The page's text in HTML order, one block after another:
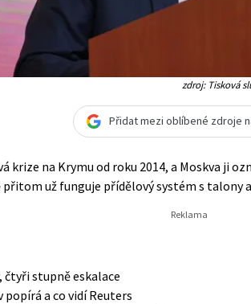
zdroj: Tisková
Přidat mezi oblíbené zdroje
krize na Krymu od roku 2014, a Moskva ji
už funguje přídělový systém s talony a
čtyři stupně eskalace
popírá a co vidí Reuters